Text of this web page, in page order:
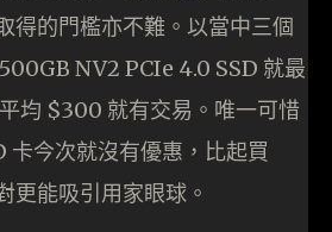
得的門檻亦不難。以當中三個
NV2 PCIe 4.0 SSD 就最
均 $300 就有交易。唯一可惜
卡今次就沒有優惠，比起買
更能吸引用家眼球。